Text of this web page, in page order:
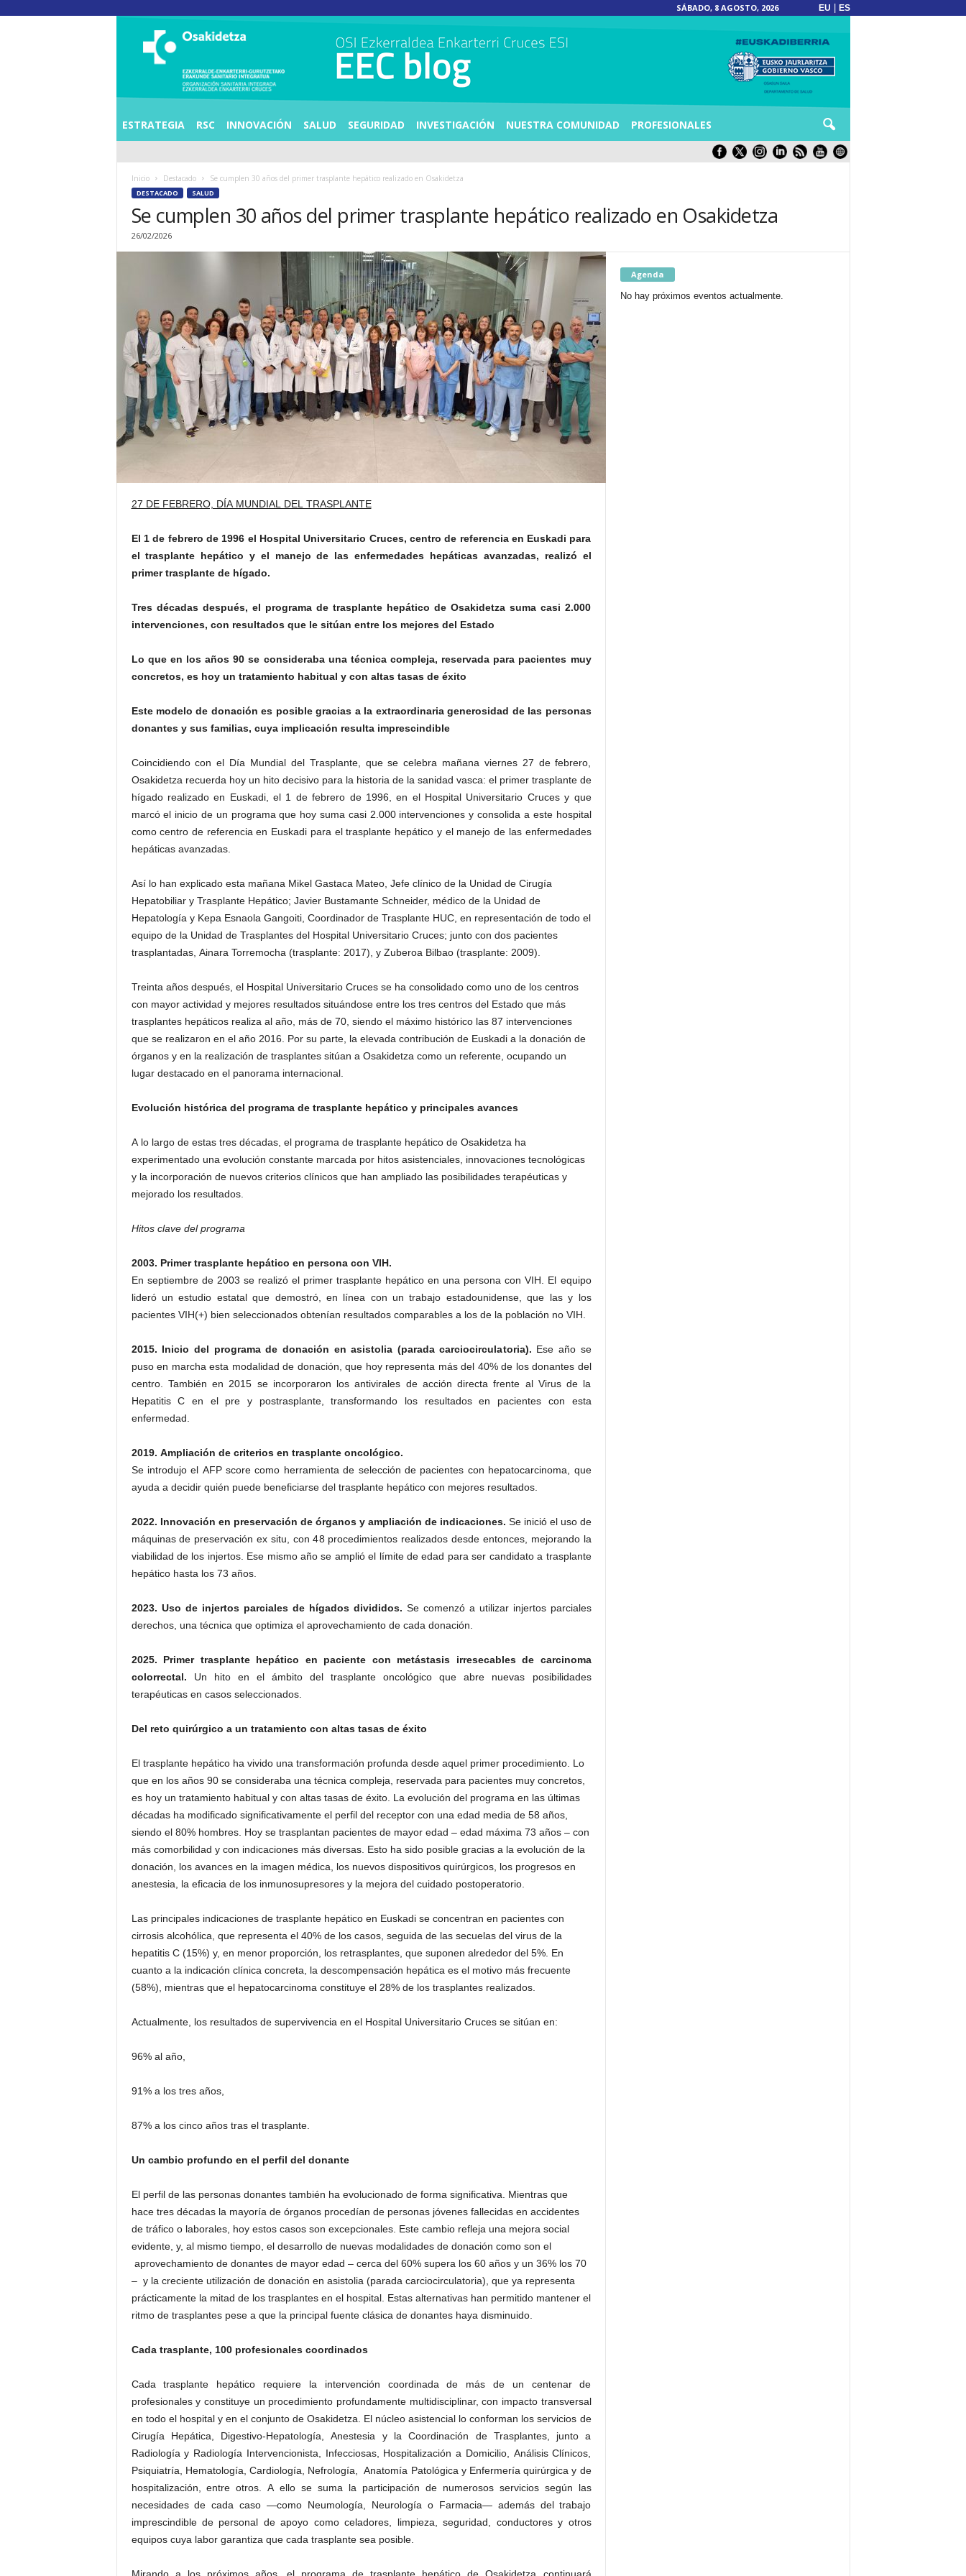
SÁBADO, 8 AGOSTO, 2026 EU ES
A
N
U
C
E
ESTRATEGIA RSC INNOVACIÓN SALUD SEGURIDAD INVESTIGACIÓN NUESTRA COMUNIDAD PROFESIONALES
Inicio Destacado Se cumplen 30 años del primer trasplante hepático realizado en Osakidetza
DESTACADO SALUD
Se cumplen 30 años del primer trasplante hepático realizado en Osakidetza
26/02/2026
27 DE FEBRERO, DÍA MUNDIAL DEL TRASPLANTE
El 1 de febrero de 1996 el Hospital Universitario Cruces, centro de referencia en Euskadi para
el trasplante hepático y el manejo de las enfermedades hepáticas avanzadas, realizó el
primer trasplante de hígado.
Tres décadas después, el programa de trasplante hepático de Osakidetza suma casi 2.000
intervenciones, con resultados que le sitúan entre los mejores del Estado
Lo que en los años 90 se consideraba una técnica compleja, reservada para pacientes muy
concretos, es hoy un tratamiento habitual y con altas tasas de éxito
Este modelo de donación es posible gracias a la extraordinaria generosidad de las personas
donantes y sus familias, cuya implicación resulta imprescindible
Coincidiendo con el Día Mundial del Trasplante, que se celebra mañana viernes 27 de febrero,
Osakidetza recuerda hoy un hito decisivo para la historia de la sanidad vasca: el primer trasplante de
hígado realizado en Euskadi, el 1 de febrero de 1996, en el Hospital Universitario Cruces y que
marcó el inicio de un programa que hoy suma casi 2.000 intervenciones y consolida a este hospital
como centro de referencia en Euskadi para el trasplante hepático y el manejo de las enfermedades
hepáticas avanzadas.
Así lo han explicado esta mañana Mikel Gastaca Mateo, Jefe clínico de la Unidad de Cirugía
Hepatobiliar y Trasplante Hepático; Javier Bustamante Schneider, médico de la Unidad de
Hepatología y Kepa Esnaola Gangoiti, Coordinador de Trasplante HUC, en representación de todo el
equipo de la Unidad de Trasplantes del Hospital Universitario Cruces; junto con dos pacientes
trasplantadas, Ainara Torremocha (trasplante: 2017), y Zuberoa Bilbao (trasplante: 2009).
Treinta años después, el Hospital Universitario Cruces se ha consolidado como uno de los centros
con mayor actividad y mejores resultados situándose entre los tres centros del Estado que más
trasplantes hepáticos realiza al año, más de 70, siendo el máximo histórico las 87 intervenciones
que se realizaron en el año 2016. Por su parte, la elevada contribución de Euskadi a la donación de
órganos y en la realización de trasplantes sitúan a Osakidetza como un referente, ocupando un
lugar destacado en el panorama internacional.
Evolución histórica del programa de trasplante hepático y principales avances
A lo largo de estas tres décadas, el programa de trasplante hepático de Osakidetza ha
experimentado una evolución constante marcada por hitos asistenciales, innovaciones tecnológicas
y la incorporación de nuevos criterios clínicos que han ampliado las posibilidades terapéuticas y
mejorado los resultados.
Hitos clave del programa
2003. Primer trasplante hepático en persona con VIH.
En septiembre de 2003 se realizó el primer trasplante hepático en una persona con VIH. El equipo
lideró un estudio estatal que demostró, en línea con un trabajo estadounidense, que las y los
pacientes VIH(+) bien seleccionados obtenían resultados comparables a los de la población no VIH.
2015. Inicio del programa de donación en asistolia (parada carciocirculatoria). Ese año se
puso en marcha esta modalidad de donación, que hoy representa más del 40% de los donantes del
centro. También en 2015 se incorporaron los antivirales de acción directa frente al Virus de la
Hepatitis C en el pre y postrasplante, transformando los resultados en pacientes con esta
enfermedad.
2019. Ampliación de criterios en trasplante oncológico.
Se introdujo el AFP score como herramienta de selección de pacientes con hepatocarcinoma, que
ayuda a decidir quién puede beneficiarse del trasplante hepático con mejores resultados.
2022. Innovación en preservación de órganos y ampliación de indicaciones. Se inició el uso de
máquinas de preservación ex situ, con 48 procedimientos realizados desde entonces, mejorando la
viabilidad de los injertos. Ese mismo año se amplió el límite de edad para ser candidato a trasplante
hepático hasta los 73 años.
2023. Uso de injertos parciales de hígados divididos. Se comenzó a utilizar injertos parciales
derechos, una técnica que optimiza el aprovechamiento de cada donación.
2025. Primer trasplante hepático en paciente con metástasis irresecables de carcinoma
colorrectal. Un hito en el ámbito del trasplante oncológico que abre nuevas posibilidades
terapéuticas en casos seleccionados.
Del reto quirúrgico a un tratamiento con altas tasas de éxito
El trasplante hepático ha vivido una transformación profunda desde aquel primer procedimiento. Lo
que en los años 90 se consideraba una técnica compleja, reservada para pacientes muy concretos,
es hoy un tratamiento habitual y con altas tasas de éxito. La evolución del programa en las últimas
décadas ha modificado significativamente el perfil del receptor con una edad media de 58 años,
siendo el 80% hombres. Hoy se trasplantan pacientes de mayor edad – edad máxima 73 años – con
más comorbilidad y con indicaciones más diversas. Esto ha sido posible gracias a la evolución de la
donación, los avances en la imagen médica, los nuevos dispositivos quirúrgicos, los progresos en
anestesia, la eficacia de los inmunosupresores y la mejora del cuidado postoperatorio.
Las principales indicaciones de trasplante hepático en Euskadi se concentran en pacientes con
cirrosis alcohólica, que representa el 40% de los casos, seguida de las secuelas del virus de la
hepatitis C (15%) y, en menor proporción, los retrasplantes, que suponen alrededor del 5%. En
cuanto a la indicación clínica concreta, la descompensación hepática es el motivo más frecuente
(58%), mientras que el hepatocarcinoma constituye el 28% de los trasplantes realizados.
Actualmente, los resultados de supervivencia en el Hospital Universitario Cruces se sitúan en:
96% al año,
91% a los tres años,
87% a los cinco años tras el trasplante.
Un cambio profundo en el perfil del donante
El perfil de las personas donantes también ha evolucionado de forma significativa. Mientras que
hace tres décadas la mayoría de órganos procedían de personas jóvenes fallecidas en accidentes
de tráfico o laborales, hoy estos casos son excepcionales. Este cambio refleja una mejora social
evidente, y, al mismo tiempo, el desarrollo de nuevas modalidades de donación como son el
aprovechamiento de donantes de mayor edad – cerca del 60% supera los 60 años y un 36% los 70
– y la creciente utilización de donación en asistolia (parada carciocirculatoria), que ya representa
prácticamente la mitad de los trasplantes en el hospital. Estas alternativas han permitido mantener el
ritmo de trasplantes pese a que la principal fuente clásica de donantes haya disminuido.
Cada trasplante, 100 profesionales coordinados
Cada trasplante hepático requiere la intervención coordinada de más de un centenar de
profesionales y constituye un procedimiento profundamente multidisciplinar, con impacto transversal
en todo el hospital y en el conjunto de Osakidetza. El núcleo asistencial lo conforman los servicios de
Cirugía Hepática, Digestivo-Hepatología, Anestesia y la Coordinación de Trasplantes, junto a
Radiología y Radiología Intervencionista, Infecciosas, Hospitalización a Domicilio, Análisis Clínicos,
Psiquiatría, Hematología, Cardiología, Nefrología, Anatomía Patológica y Enfermería quirúrgica y de
hospitalización, entre otros. A ello se suma la participación de numerosos servicios según las
necesidades de cada caso —como Neumología, Neurología o Farmacia— además del trabajo
imprescindible de personal de apoyo como celadores, limpieza, seguridad, conductores y otros
equipos cuya labor garantiza que cada trasplante sea posible.
Agenda
No hay próximos eventos actualmente.